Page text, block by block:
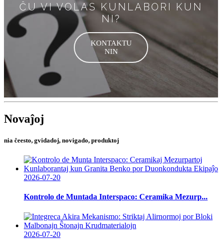
ĈU VI VOLAS KUNLABORI KUN
NI?
KONTAKTU
NIN
Novaĵoj
nia ĉeesto, gvidadoj, novigado, produktoj
2026-07-20
Kontrolo de Muntada Interspaco: Ceramika Mezurp...
2026-07-20